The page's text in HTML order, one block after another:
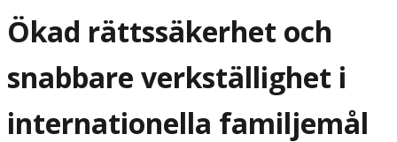
Ökad rättssäkerhet och
snabbare verkställighet i
internationella familjemål